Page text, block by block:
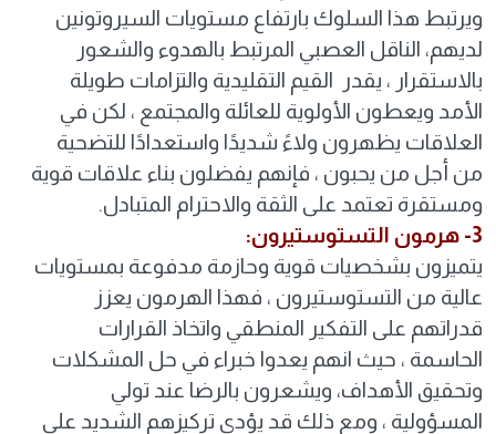
ويرتبط هذا السلوك بارتفاع مستويات السيروتونين
لديهم، الناقل العصبي المرتبط بالهدوء والشعور
بالاستقرار ، يقدر القيم التقليدية والتزامات طويلة
الأمد ويعطون الأولوية للعائلة والمجتمع ، لكن في
العلاقات يظهرون ولاءً شديدًا واستعدادًا للتضحية
من أجل من يحبون ، فإنهم يفضلون بناء علاقات قوية
ومستقرة تعتمد على الثقة والاحترام المتبادل.
3- هرمون التستوستيرون:
يتميزون بشخصيات قوية وحازمة مدفوعة بمستويات
عالية من التستوستيرون ، فهذا الهرمون يعزز
قدراتهم على التفكير المنطقي واتخاذ القرارات
الحاسمة ، حيث انهم يعدوا خبراء في حل المشكلات
وتحقيق الأهداف، ويشعرون بالرضا عند تولي
المسؤولية ، ومع ذلك قد يؤدي تركيزهم الشديد على